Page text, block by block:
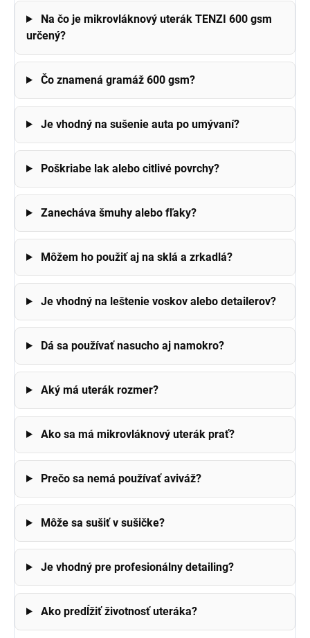
Na čo je mikrovláknový uterák TENZI 600 gsm
určený?
Čo znamená gramáž 600 gsm?
Je vhodný na sušenie auta po umývaní?
Poškriabe lak alebo citlivé povrchy?
Zanecháva šmuhy alebo fľaky?
Môžem ho použiť aj na sklá a zrkadlá?
Je vhodný na leštenie voskov alebo detailerov?
Dá sa používať nasucho aj namokro?
Aký má uterák rozmer?
Ako sa má mikrovláknový uterák prať?
Prečo sa nemá používať aviváž?
Môže sa sušiť v sušičke?
Je vhodný pre profesionálny detailing?
Ako predĺžiť životnosť uteráka?